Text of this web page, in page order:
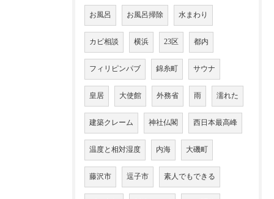
お風呂 お風呂掃除 水まわり
カビ相談 横浜 23区 都内
フィリピンパブ 錦糸町 サウナ
皇居 大使館 外務省 雨 濡れた
建築クレーム 神社仏閣 西日本最高峰
温度と相対湿度 内海 大磯町
藤沢市 逗子市 素人でもできる